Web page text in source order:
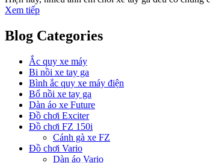
Xem tiếp
Blog Categories
Ắc quy xe máy
Bi nồi xe tay ga
Bình ắc quy xe máy điện
Bố nồi xe tay ga
Dàn áo xe Future
Đồ chơi Exciter
Đồ chơi FZ 150i
Cánh gà xe FZ
Đồ chơi Vario
Dàn áo Vario